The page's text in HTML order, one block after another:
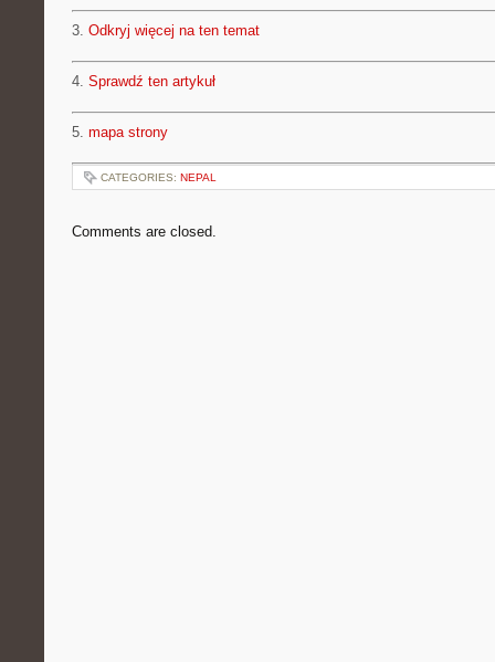
3. Odkryj więcej na ten temat
4. Sprawdź ten artykuł
5. mapa strony
CATEGORIES: NEPAL
Comments are closed.